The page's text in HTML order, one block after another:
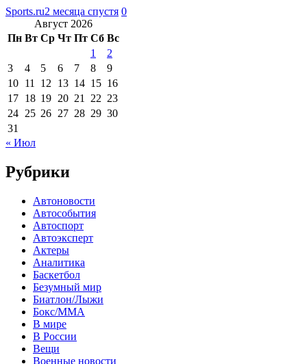
Sports.ru2 месяца спустя 0
Август 2026
Пн Вт Ср Чт Пт Сб Вс
1
2
3
4 5 6 7 8
9
10 11 12 13 14 15 16
17 18 19 20 21 22 23
24 25 26 27 28 29 30
31
« Июл
Рубрики
Автоновости
Автособытия
Автоспорт
Автоэксперт
Актеры
Аналитика
Баскетбол
Безумный мир
Биатлон/Лыжи
Бокс/MMA
В мире
В России
Вещи
Военные новости